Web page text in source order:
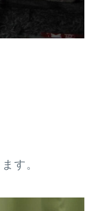
す。